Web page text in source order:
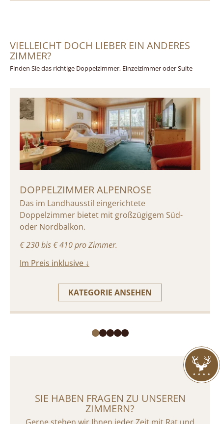
VIELLEICHT DOCH LIEBER EIN ANDERES
ZIMMER?
Finden Sie das richtige Doppelzimmer, Einzelzimmer oder Suite
DOPPELZIMMER ALPENROSE
Das im Landhausstil eingerichtete
Doppelzimmer bietet mit großzügigem Süd-
oder Nordbalkon.
€ 230 bis € 410 pro Zimmer.
Im Preis inklusive ↓
KATEGORIE ANSEHEN
SIE HABEN FRAGEN ZU UNSEREN
ZIMMERN?